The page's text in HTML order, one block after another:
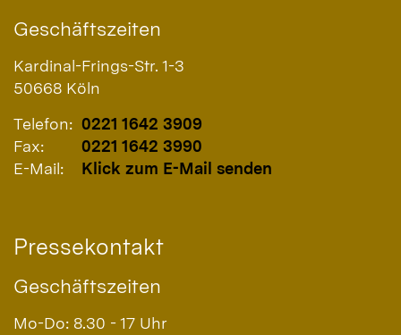
Geschäftszeiten
Kardinal-Frings-Str. 1-3
50668 Köln
Telefon: 0221 1642 3909
Fax:
0221 1642 3990
E-Mail:
Klick zum E-Mail senden
Pressekontakt
Geschäftszeiten
Mo-Do: 8.30 - 17 Uhr